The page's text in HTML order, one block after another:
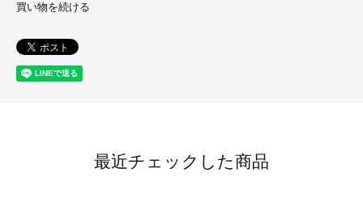
買い物を続ける
最近チェックした商品